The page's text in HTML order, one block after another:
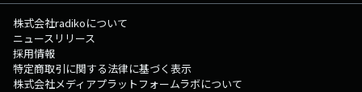
株式会社radikoについて
ニュースリリース
採用情報
特定商取引に関する法律に基づく表示
株式会社メディアプラットフォームラボについて